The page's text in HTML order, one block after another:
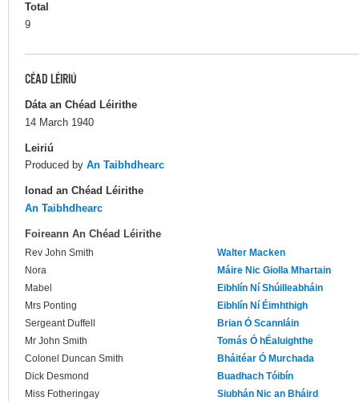
Total
9
CÉAD LÉIRIÚ
Dáta an Chéad Léirithe
14 March 1940
Leiriú
Produced by An Taibhdhearc
Ionad an Chéad Léirithe
An Taibhdhearc
Foireann An Chéad Léirithe
Rev John Smith
Walter Macken
Nora
Máire Nic Giolla Mhartain
Mabel
Eibhlín Ní Shúilleabháin
Mrs Ponting
Eibhlín Ní Éimhthigh
Sergeant Duffell
Brian Ó Scannláin
Mr John Smith
Tomás Ó hÉaluighthe
Colonel Duncan Smith
Bháitéar Ó Murchada
Dick Desmond
Buadhach Tóibín
Miss Fotheringay
Siubhán Nic an Bháird